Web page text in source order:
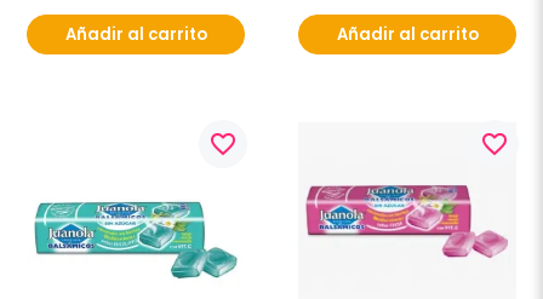
Añadir al carrito Añadir al carrito
favorite_border favorite_border